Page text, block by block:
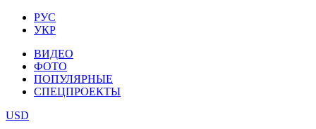
РУС
УКР
ВИДЕО
ФОТО
ПОПУЛЯРНЫЕ
СПЕЦПРОЕКТЫ
USD